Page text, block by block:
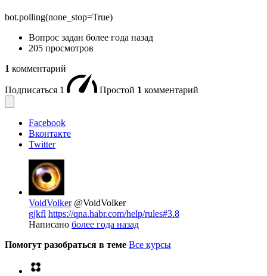
bot.polling(none_stop=True)
Вопрос задан более года назад
205 просмотров
1 комментарий
Подписаться 1 Простой 1 комментарий
Facebook
Вконтакте
Twitter
VoidVolker @VoidVolker
gjkfl https://qna.habr.com/help/rules#3.8
Написано более года назад
Помогут разобраться в теме Все курсы